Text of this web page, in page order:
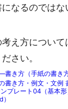
なるのではな
え方について
さい。
き方（手紙の書き方
書き方・例文・文例
プレート04（基本